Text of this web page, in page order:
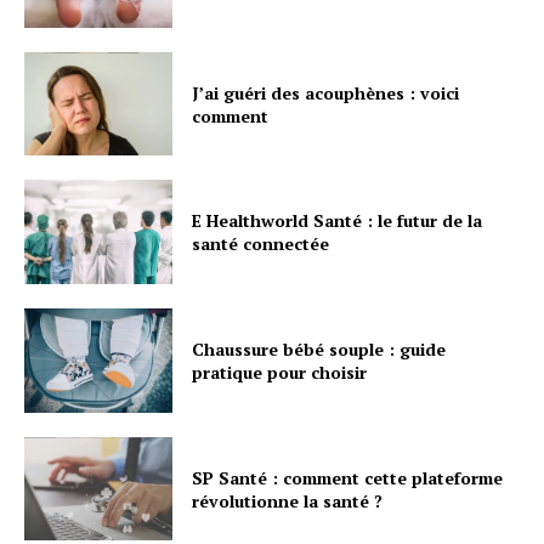
J’ai guéri des acouphènes : voici
comment
E Healthworld Santé : le futur de la
santé connectée
Chaussure bébé souple : guide
pratique pour choisir
SP Santé : comment cette plateforme
révolutionne la santé ?